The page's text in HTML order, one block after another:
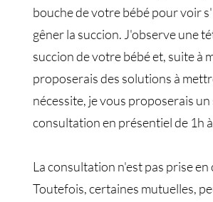
bouche de votre bébé pour voir
gêner la succion. J'observe une
succion de votre bébé et, suite à
proposerais des solutions à
nécessite, je vous proposerais
consultation en présentiel de 1h
La consultation n'est pas prise
Toutefois, certaines mutuelles,